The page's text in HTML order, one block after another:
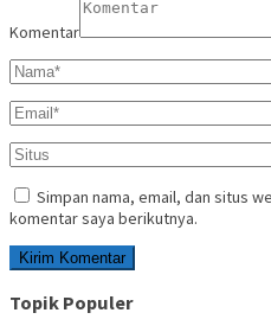
Komentar
Simpan nama, email, dan situs
komentar saya berikutnya.
Topik Populer